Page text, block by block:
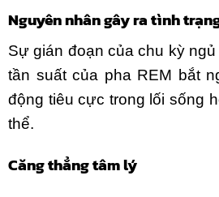
Nguyên nhân gây ra tình
Sự gián đoạn của chu kỳ
tần suất của pha REM bắt
động tiêu cực trong lối sống
thể.
Căng thẳng tâm lý